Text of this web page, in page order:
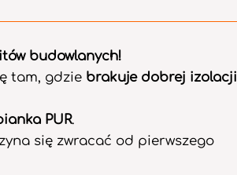
budowlanych!
tam, gdzie brakuje dobrej izolacji
PUR.
się zwracać od pierwszego